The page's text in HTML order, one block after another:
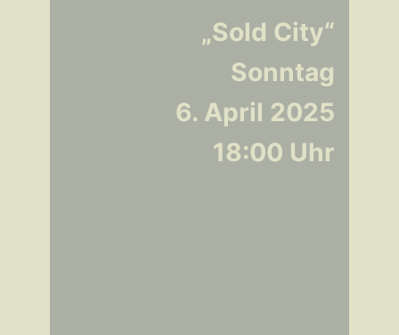
„Sold City“
Sonntag
6. April 2025
18:00 Uhr